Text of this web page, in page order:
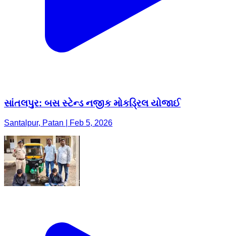
સાંતલપુર: બસ સ્ટેન્ડ નજીક મોકડ્રિલ યોજાઈ
Santalpur, Patan | Feb 5, 2026